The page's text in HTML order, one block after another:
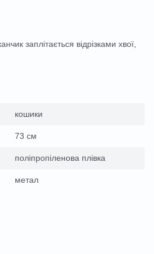
заплітається відрізками хвої,
кошики
73 см
поліпропіленова плівка
метал